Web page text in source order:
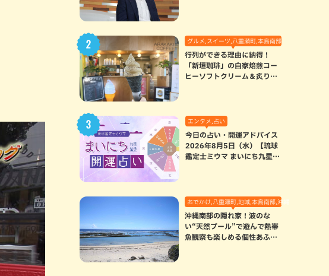
グルメ,スイーツ,八重瀬町,本島南部
行列ができる理由に納得！
「新垣珈琲」の自家焙煎コー
ヒーソフトクリーム＆炙りマ
エンタメ,占い
今日の占い・開運アドバイス
2026年8月5日（水）【琉球
鑑定士ミウマ まいにち九星気
おでかけ,八重瀬町,地域,本島南部,沖縄の海,自然
沖縄南部の隠れ家！波のな
い“天然プール”で遊んで熱帯
魚観察も楽しめる個性あふれ